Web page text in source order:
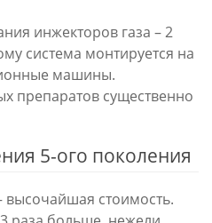
инжекторов газа – 2
система монтируется на
машины.
препаратов существенно
5-ого поколения
высочайшая стоимость.